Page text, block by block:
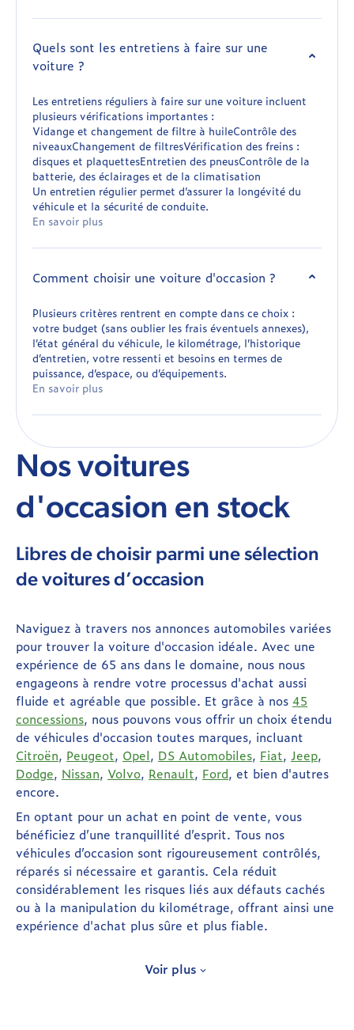
Quels sont les entretiens à faire sur une
voiture ?
Les entretiens réguliers à faire sur une voiture incluent
plusieurs vérifications importantes :
Vidange et changement de filtre à huileContrôle des
niveauxChangement de filtresVérification des freins :
disques et plaquettesEntretien des pneusContrôle de la
batterie, des éclairages et de la climatisation
Un entretien régulier permet d’assurer la longévité du
véhicule et la sécurité de conduite.
En savoir plus
Comment choisir une voiture d'occasion ?
Plusieurs critères rentrent en compte dans ce choix :
votre budget (sans oublier les frais éventuels annexes),
l’état général du véhicule, le kilométrage, l’historique
d’entretien, votre ressenti et besoins en termes de
puissance, d’espace, ou d’équipements.
En savoir plus
Nos voitures
d'occasion en stock
Libres de choisir parmi une sélection
de voitures d’occasion
Naviguez à travers nos annonces automobiles variées
pour trouver la voiture d'occasion idéale. Avec une
expérience de 65 ans dans le domaine, nous nous
engageons à rendre votre processus d'achat aussi
fluide et agréable que possible. Et grâce à nos 45
concessions, nous pouvons vous offrir un choix étendu
de véhicules d'occasion toutes marques, incluant
Citroën, Peugeot, Opel, DS Automobiles, Fiat, Jeep,
Dodge, Nissan, Volvo, Renault, Ford, et bien d'autres
encore.
En optant pour un achat en point de vente, vous
bénéficiez d’une tranquillité d’esprit. Tous nos
véhicules d’occasion sont rigoureusement contrôlés,
réparés si nécessaire et garantis. Cela réduit
considérablement les risques liés aux défauts cachés
ou à la manipulation du kilométrage, offrant ainsi une
expérience d'achat plus sûre et plus fiable.
Libres d’acheter LA voiture d’occasion
Voir plus